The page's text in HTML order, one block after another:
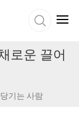
로운 끌어
기는 사람